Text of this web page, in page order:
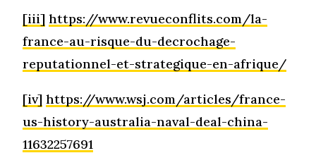
[iii] https://www.revueconflits.com/la-
france-au-risque-du-decrochage-
reputationnel-et-strategique-en-afrique/
[iv] https://www.wsj.com/articles/france-
us-history-australia-naval-deal-china-
11632257691